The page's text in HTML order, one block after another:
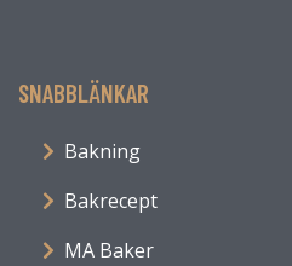
SNABBLÄNKAR
Bakning
Bakrecept
MA Baker